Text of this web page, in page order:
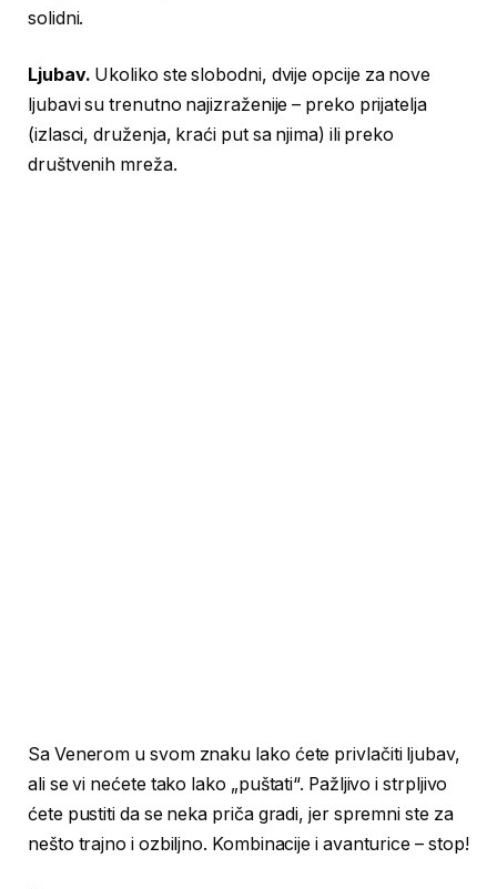
solidni.
Ljubav. Ukoliko ste slobodni, dvije opcije za nove
ljubavi su trenutno najizraženije – preko prijatelja
(izlasci, druženja, kraći put sa njima) ili preko
društvenih mreža.
Sa Venerom u svom znaku lako ćete privlačiti ljubav,
ali se vi nećete tako lako „puštati“. Pažljivo i strpljivo
ćete pustiti da se neka priča gradi, jer spremni ste za
nešto trajno i ozbiljno. Kombinacije i avanturice – stop!